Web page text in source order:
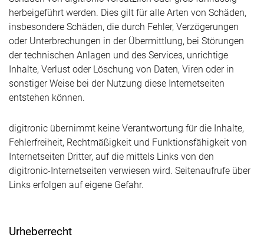
herbeigeführt werden. Dies gilt für alle Arten von Schäden,
insbesondere Schäden, die durch Fehler, Verzögerungen
oder Unterbrechungen in der Übermittlung, bei Störungen
der technischen Anlagen und des Services, unrichtige
Inhalte, Verlust oder Löschung von Daten, Viren oder in
sonstiger Weise bei der Nutzung diese Internetseiten
entstehen können.
digitronic übernimmt keine Verantwortung für die Inhalte,
Fehlerfreiheit, Rechtmäßigkeit und Funktionsfähigkeit von
Internetseiten Dritter, auf die mittels Links von den
digitronic-Internetseiten verwiesen wird. Seitenaufrufe über
Links erfolgen auf eigene Gefahr.
Urheberrecht